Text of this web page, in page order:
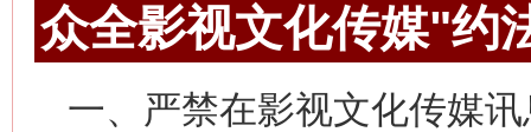
众全影视文化传媒"约
一、严禁在影视文化传媒